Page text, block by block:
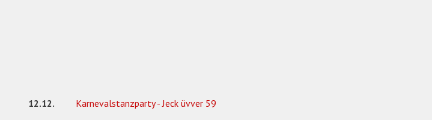
12.12. Karnevalstanzparty - Jeck üvver 59